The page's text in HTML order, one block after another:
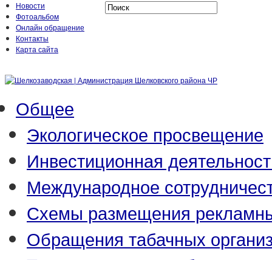
Новости
Фотоальбом
Онлайн обращение
Контакты
Карта сайта
Общее
Экологическое просвещение
Инвестиционная
Международное
Схемы размещения
Обращения табачных